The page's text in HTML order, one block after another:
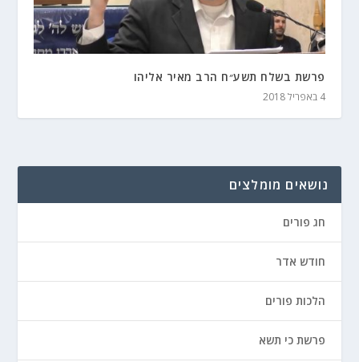
פרשת בשלח תשע״ח הרב מאיר אליהו
4 באפריל 2018
נושאים מומלצים
חג פורים
חודש אדר
הלכות פורים
פרשת כי תשא